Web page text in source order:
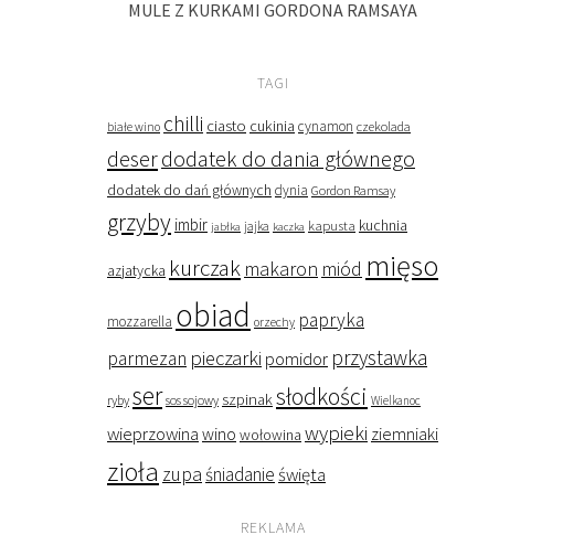
MULE Z KURKAMI GORDONA RAMSAYA
TAGI
białe wino chilli ciasto cukinia cynamon czekolada
deserdodatek do dania głównego
dodatek do dań głównych dynia Gordon Ramsay
grzyby imbir jabłka jajka kaczka kapusta kuchnia
azjatycka kurczak makaron miód mięso
mozzarella obiad orzechy papryka
parmezan pieczarki pomidor przystawka
ryby ser sos sojowy szpinaksłodkości Wielkanoc
wieprzowina wino wołowina wypieki ziemniaki
zioła zupaśniadanieświęta
REKLAMA